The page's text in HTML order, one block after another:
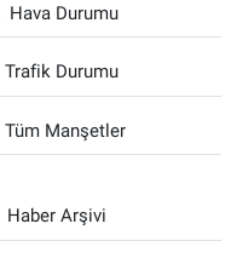
Hava Durumu
Trafik Durumu
Tüm Manşetler
Haber Arşivi